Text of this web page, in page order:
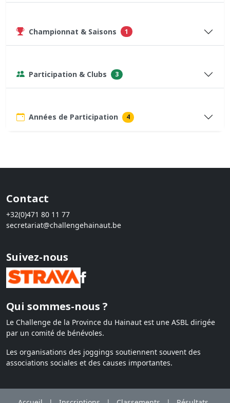
Championnat & Saisons 1
Participation & Clubs 3
Années de Participation 4
Contact
+32(0)471 80 11 77
secretariat@challengehainaut.be
Suivez-nous
Qui sommes-nous ?
Le Challenge de la Province du Hainaut est une ASBL dirigée
par un comité de bénévoles.
Les organisations des joggings soutiennent souvent des
associations sociales et des causes importantes.